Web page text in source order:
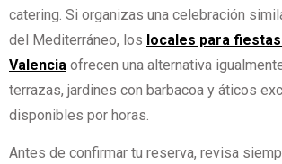
catering. Si organizas una celebración
del Mediterráneo, los locales para
Valencia ofrecen una alternativa
terrazas, jardines con barbacoa y áticos
disponibles por horas.
Antes de confirmar tu reserva, revisa